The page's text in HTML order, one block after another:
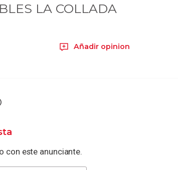
LA COLLADA
Añadir opinion
con este anunciante.